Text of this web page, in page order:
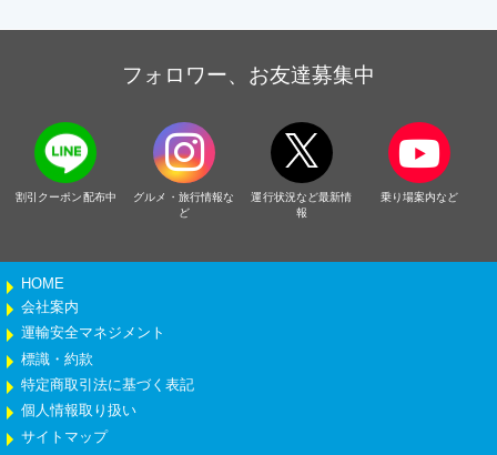
フォロワー、お友達募集中
割引クーポン配布中
グルメ・旅行情報な
ど
運行状況など最新情
報
乗り場案内など
HOME
会社案内
運輸安全マネジメント
標識・約款
特定商取引法に基づく表記
個人情報取り扱い
サイトマップ